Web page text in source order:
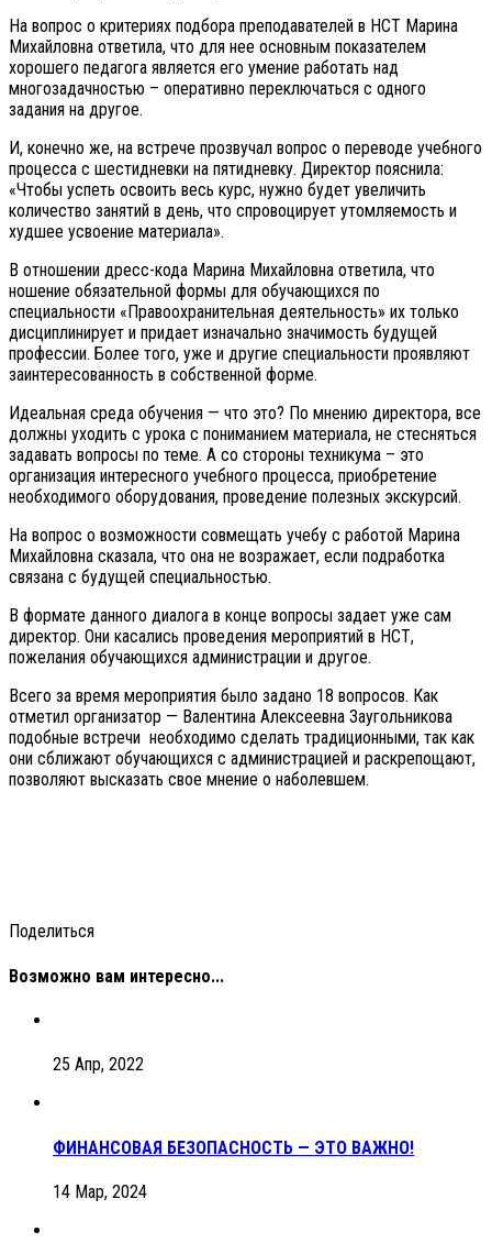
На вопрос о критериях подбора преподавателей в НСТ Марина
Михайловна ответила, что для нее основным показателем
хорошего педагога является его умение работать над
многозадачностью – оперативно переключаться с одного
задания на другое.
И, конечно же, на встрече прозвучал вопрос о переводе учебного
процесса с шестидневки на пятидневку. Директор пояснила:
«Чтобы успеть освоить весь курс, нужно будет увеличить
количество занятий в день, что спровоцирует утомляемость и
худшее усвоение материала».
В отношении дресс-кода Марина Михайловна ответила, что
ношение обязательной формы для обучающихся по
специальности «Правоохранительная деятельность» их только
дисциплинирует и придает изначально значимость будущей
профессии. Более того, уже и другие специальности проявляют
заинтересованность в собственной форме.
Идеальная среда обучения — что это? По мнению директора, все
должны уходить с урока с пониманием материала, не стесняться
задавать вопросы по теме. А со стороны техникума – это
организация интересного учебного процесса, приобретение
необходимого оборудования, проведение полезных экскурсий.
На вопрос о возможности совмещать учебу с работой Марина
Михайловна сказала, что она не возражает, если подработка
связана с будущей специальностью.
В формате данного диалога в конце вопросы задает уже сам
директор. Они касались проведения мероприятий в НСТ,
пожелания обучающихся администрации и другое.
Всего за время мероприятия было задано 18 вопросов. Как
отметил организатор — Валентина Алексеевна Заугольникова
подобные встречи необходимо сделать традиционными, так как
они сближают обучающихся с администрацией и раскрепощают,
позволяют высказать свое мнение о наболевшем.
Поделиться
Возможно вам интересно...
25 Апр, 2022
ФИНАНСОВАЯ БЕЗОПАСНОСТЬ — ЭТО ВАЖНО!
14 Мар, 2024